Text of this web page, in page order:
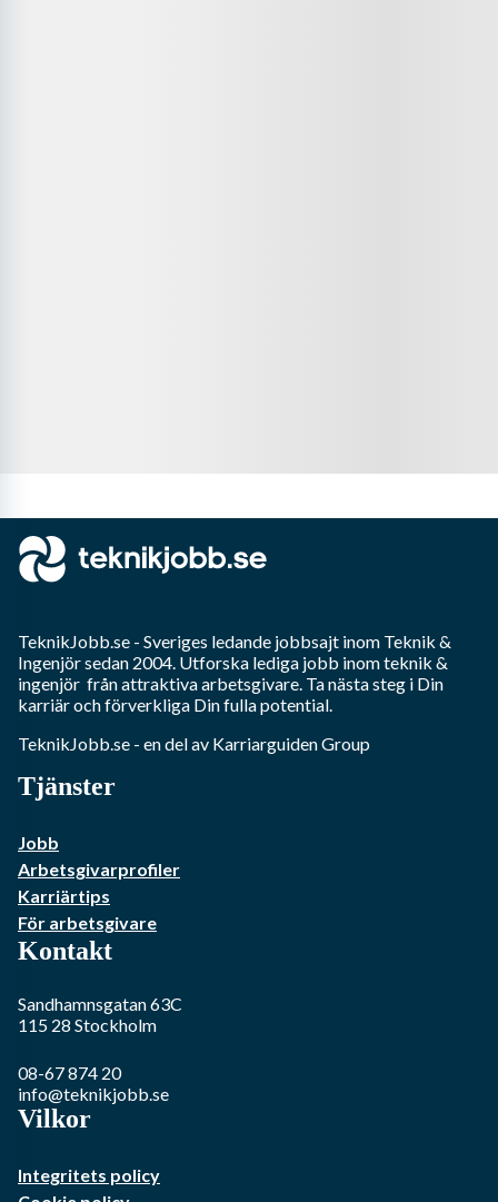
TeknikJobb.se - Sveriges ledande jobbsajt inom Teknik &
Ingenjörsedan 2004. Utforska lediga jobb inomteknik &
ingenjör från attraktiva arbetsgivare. Ta nästa steg i Din
karriär och förverkliga Din fulla potential.
TeknikJobb.se - en del av Karriarguiden Group
Tjänster
Jobb
Arbetsgivarprofiler
Karriärtips
För arbetsgivare
Kontakt
Sandhamnsgatan 63C
115 28 Stockholm
08-67 874 20
info@teknikjobb.se
Vilkor
Integritets policy